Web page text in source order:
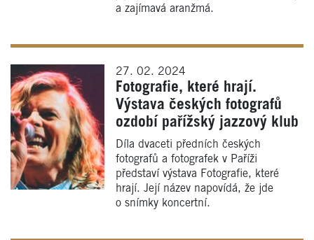
a zajímavá aranžmá.
27. 02. 2024
Fotografie, které hrají.
Výstava českých fotografů
ozdobí pařížský jazzový klub
Díla dvaceti předních českých
fotografů a fotografek v Paříži
představí výstava Fotografie, které
hrají. Její název napovídá, že jde
o snímky koncertní.